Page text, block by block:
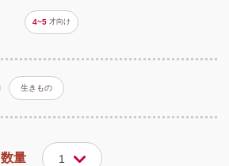
4~5 才向け
生きもの
数量 1